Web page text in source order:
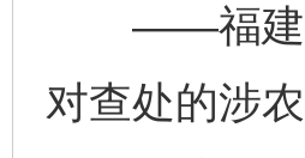
——福建省
对查处的涉